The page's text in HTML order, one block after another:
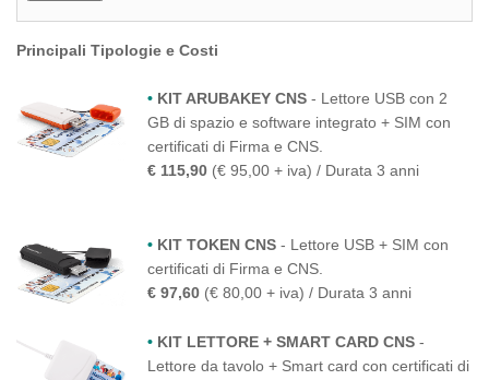
Principali Tipologie e Costi
• KIT ARUBAKEY CNS - Lettore USB con 2
GB di spazio e software integrato + SIM con
certificati di Firma e CNS.
€ 115,90 (€ 95,00 + iva) / Durata 3 anni
• KIT TOKEN CNS - Lettore USB + SIM con
certificati di Firma e CNS.
€ 97,60 (€ 80,00 + iva) / Durata 3 anni
• KIT LETTORE + SMART CARD CNS -
Lettore da tavolo + Smart card con certificati di